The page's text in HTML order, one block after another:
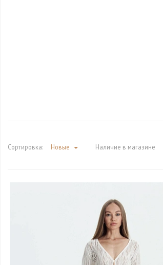
Сортировка: Новые Наличие в магазине